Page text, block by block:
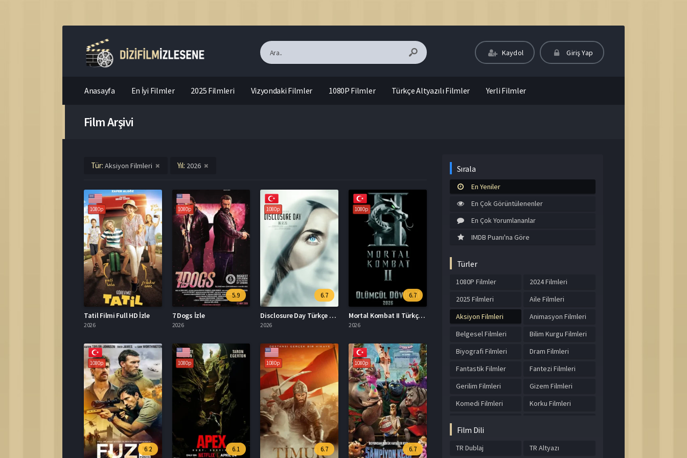
Kaydol Giriş Yap
Anasayfa En İyi Filmler 2025 Filmleri Vizyondaki Filmler 1080P Filmler Türkçe Altyazılı Filmler Yerli Filmler
Film Arşivi
Tür: Aksiyon Filmleri Yıl: 2026
1080p
Tatil Filmi Full HD İzle
2026
1080p
5.9
7 Dogs İzle
2026
1080p
6.7
Disclosure Day Türkçe Dublaj İzle
2026
1080p
6.7
Mortal Kombat II Türkçe Dublaj İzle
2026
1080p
6.2
1080p
6.1
1080p
6.7
1080p
6.7
Sırala
En Yeniler
En Çok Görüntülenenler
En Çok Yorumlananlar
IMDB Puanı'na Göre
Türler
1080P Filmler
2024 Filmleri
2025 Filmleri
Aile Filmleri
Aksiyon Filmleri
Animasyon Filmleri
Belgesel Filmleri
Bilim Kurgu Filmleri
Biyografi Filmleri
Dram Filmleri
Fantastik Filmler
Fantezi Filmleri
Gerilim Filmleri
Gizem Filmleri
Komedi Filmleri
Korku Filmleri
Film Dili
TR Dublaj TR Altyazı